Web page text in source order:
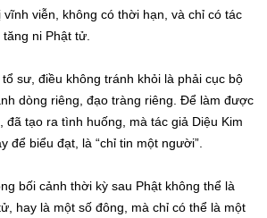
viễn, không có thời hạn, và chỉ có tác
ni Phật tử.
sư, điều không tránh khỏi là phải cục bộ
dòng riêng, đạo tràng riêng. Để làm được
đã tạo ra tình huống, mà tác giả Diệu Kim
để biểu đạt, là “chỉ tin một người”.
bối cảnh thời kỳ sau Phật không thể là
hay là một số đông, mà chỉ có thể là một